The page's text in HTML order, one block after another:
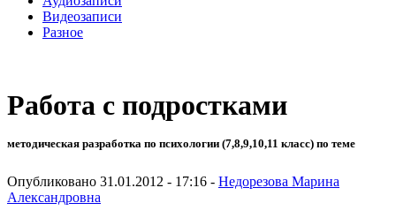
Видеозаписи
Разное
Работа с подростками
методическая разработка по психологии (7,8,9,10,11 класс) по теме
Опубликовано 31.01.2012 - 17:16 - Недорезова Марина
Александровна